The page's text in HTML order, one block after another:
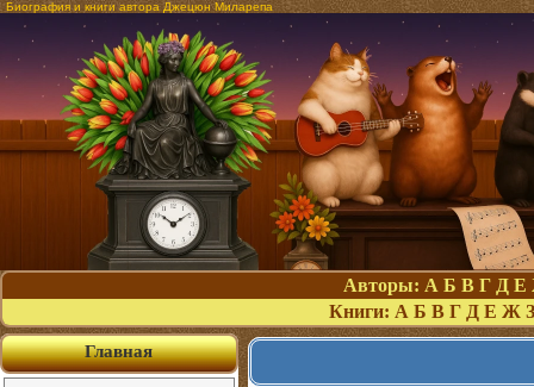
Биография и книги автора Джецюн Миларепа
Авторы: А Б В Г Д Е
Книги: А Б В Г Д Е Ж З
Главная